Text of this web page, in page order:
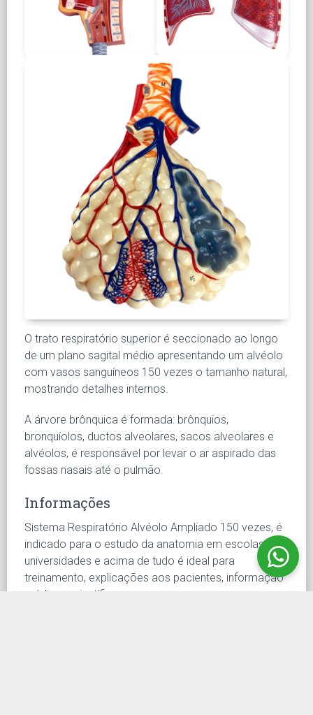
O trato respiratório superior é seccionado ao longo
de um plano sagital médio apresentando um alvéolo
com vasos sanguíneos 150 vezes o tamanho natural,
mostrando detalhes internos.
A árvore brônquica é formada: brônquios,
bronquíolos, ductos alveolares, sacos alveolares e
alvéolos, é responsável por levar o ar aspirado das
fossas nasais até o pulmão.
Informações
Sistema Respiratório Alvéolo Ampliado 150 vezes, é
indicado para o estudo da anatomia em escolas,
universidades e acima de tudo é ideal para
treinamento, explicações aos pacientes, informação
médica e científica.